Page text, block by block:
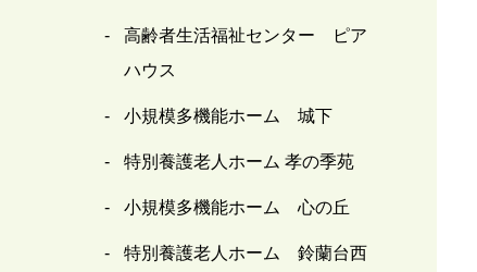
高齢者生活福祉センター ピア
ハウス
小規模多機能ホーム 城下
特別養護老人ホーム 孝の季苑
小規模多機能ホーム 心の丘
特別養護老人ホーム 鈴蘭台西